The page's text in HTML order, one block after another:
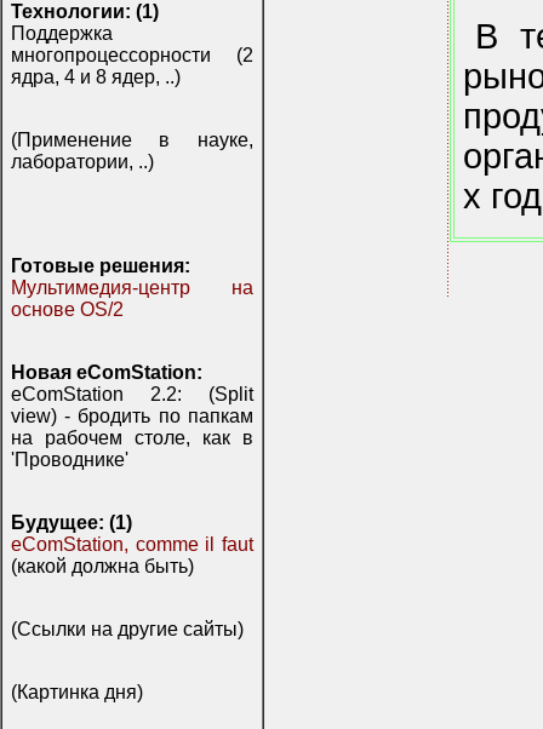
Технологии: (1)
Поддержка
многопроцессорности (2
ядра, 4 и 8 ядер, ..)
(Применение в науке,
лаборатории, ..)
Готовые решения:
Мультимедия-центр на
основе OS/2
Новая eComStation:
eComStation 2.2: (Split
view) - бродить по папкам
на рабочем столе, как в
'Проводнике'
Будущее: (1)
eComStation, comme il faut
(какой должна быть)
(Ссылки на другие сайты)
(Картинка дня)
В
х